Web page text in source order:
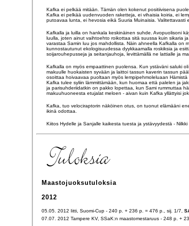
Kafka ei pelkää mitään. Tämän olen kokenut positiivisena
Kafka ei pelkää uudenvuoden raketteja, ei vihaisia koiria, ei
putoavaa lunta, ei hevosia eikä Suuria Muinaisia. Valitettavasti
Kafkalla ja luilla on hankala keskinäinen suhde. Avopuolisoni
luulla, joten ainut vaihtoehto roikottaa sitä suussa kuin sikaria
varastaa Samin luu jos mahdollista. Näin ahneella Kafkalla on
kunnostautunut ekologisuudessa dyykkaamalla roskiksia ja
soijarouhepusseja ja seitanjauhoja, levittämällä ne lattialle ja
Kafkalla on myös empaattinen puolensa. Kun ystäväni saluki
makuulle huokaisten syvään ja laittoi tassun kaverin tassun
osoittaa hoivaavaa puoltaan myös lempipehmoleluaan
Kafka tulee syliin lämmittämään, kun huomaa että palelen ja
ja parisuhderiidatkin on pakko lopettaa, kun Sami rummuttaa
makuuhuoneesta etujalat meloen - aivan kuin Kafka yllättyisi
Kafka, tuo velociraptorin näköinen otus, on tuonut elämääni
ikinä odottaa.
Kiitos Hydelle ja Sanjalle kaikesta tuesta ja ystävyydestä - Nilkki
Maastojuoksutuloksia
2012
05.05. 2012 Iitti, Suomi-Cup - 240 p. + 236 p. = 476 p., sij. 1/7,
07.07. 2012 Tampere KV, SSaK:n maastomestaruus - 248 p. +